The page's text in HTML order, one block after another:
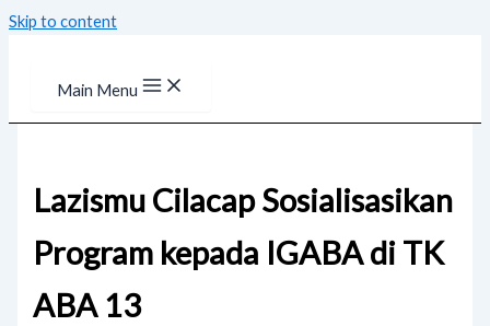
Skip to content
Main Menu
Lazismu Cilacap Sosialisasikan
Program kepada IGABA di TK
ABA 13